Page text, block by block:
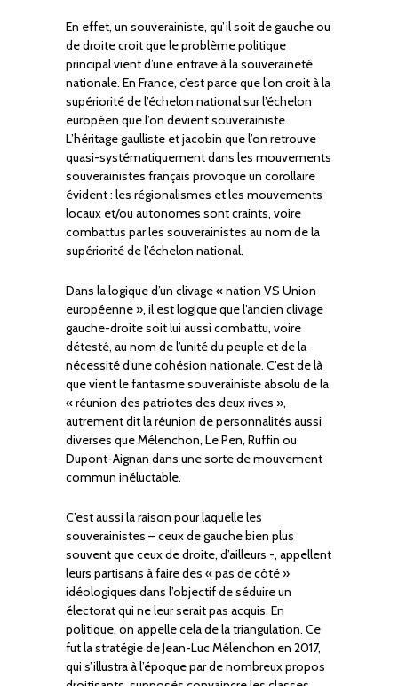
En effet, un souverainiste, qu’il soit de gauche ou
de droite croit que le problème politique
principal vient d’une entrave à la souveraineté
nationale. En France, c’est parce que l’on croit à la
supériorité de l’échelon national sur l’échelon
européen que l’on devient souverainiste.
L’héritage gaulliste et jacobin que l’on retrouve
quasi-systématiquement dans les mouvements
souverainistes français provoque un corollaire
évident : les régionalismes et les mouvements
locaux et/ou autonomes sont craints, voire
combattus par les souverainistes au nom de la
supériorité de l’échelon national.
Dans la logique d’un clivage « nation VS Union
européenne », il est logique que l’ancien clivage
gauche-droite soit lui aussi combattu, voire
détesté, au nom de l’unité du peuple et de la
nécessité d’une cohésion nationale. C’est de là
que vient le fantasme souverainiste absolu de la
« réunion des patriotes des deux rives »,
autrement dit la réunion de personnalités aussi
diverses que Mélenchon, Le Pen, Ruffin ou
Dupont-Aignan dans une sorte de mouvement
commun inéluctable.
C’est aussi la raison pour laquelle les
souverainistes – ceux de gauche bien plus
souvent que ceux de droite, d’ailleurs -, appellent
leurs partisans à faire des « pas de côté »
idéologiques dans l’objectif de séduire un
électorat qui ne leur serait pas acquis. En
politique, on appelle cela de la triangulation. Ce
fut la stratégie de Jean-Luc Mélenchon en 2017,
qui s’illustra à l’époque par de nombreux propos